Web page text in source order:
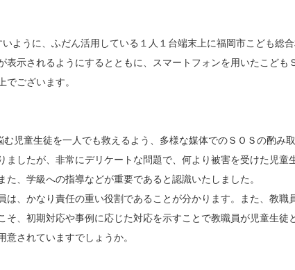
ように、ふだん活用している１人１台端末上に福岡市こども総
表示されるようにするとともに、スマートフォンを用いたこど
ございます。
児童生徒を一人でも救えるよう、多様な媒体でのＳＯＳの酌み取
したが、非常にデリケートな問題で、何より被害を受けた児
、学級への指導などが重要であると認識いたしました。
、かなり責任の重い役割であることが分かります。また、教
そ、初期対応や事例に応じた対応を示すことで教職員が児童生徒
されていますでしょうか。